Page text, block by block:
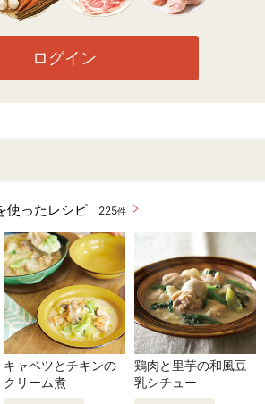
ログイン
使ったレシピ 225件
キャベツとチキンの
クリーム煮
鶏肉と里芋の和風豆
乳シチュー